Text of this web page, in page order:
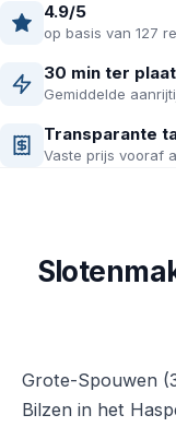
4.9/5
op basis van 127
30 min ter
Gemiddelde
Transparante
Vaste prijs vooraf
Grote-Spouwen
Bilzen in het